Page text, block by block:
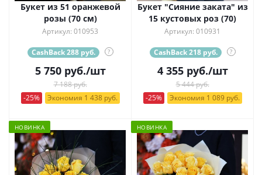
Букет из 51 оранжевой
розы (70 см)
Артикул: 010953
CashBack 288 руб. ?
5 750руб./шт
7 188 руб.
-25%
Экономия 1 438 руб.
Букет "Сияние заката" из
15 кустовых роз (70)
Артикул: 010931
CashBack 218 руб. ?
4 355руб./шт
5 444 руб.
-25%
Экономия 1 089 руб.
НОВИНКА НОВИНКА